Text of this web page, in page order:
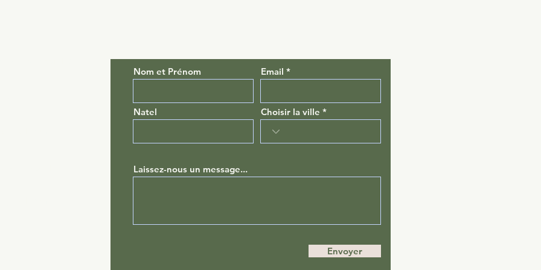
Nom et Prénom
Natel
Email
Choisir la ville
Laissez-nous un message...
Envoyer